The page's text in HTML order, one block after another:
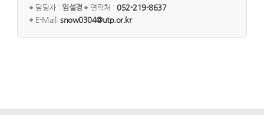
담당자 : 임설경 연락처 :052-219-8637
E-Mail:snow0304@utp.or.kr